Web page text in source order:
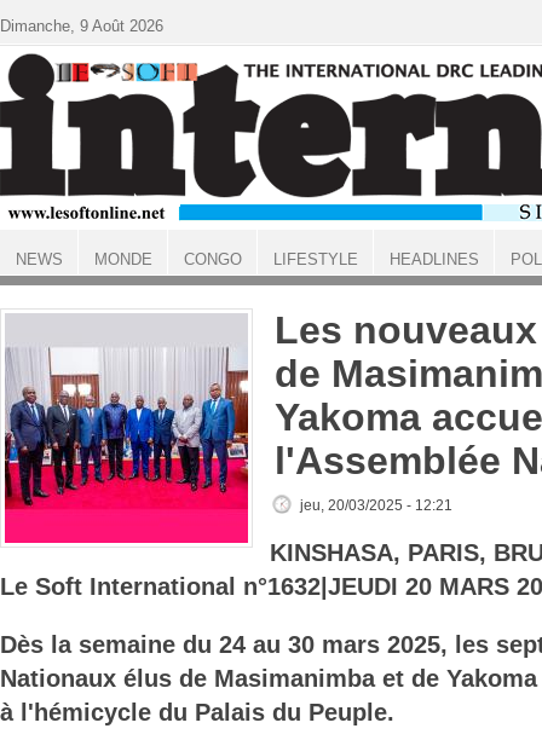
ACCUEIL
Les
de
Yakoma
l'Assemblée
jeu, 20/03/2025 - 12:21
KINSHASA, PARIS,
Le Soft International n°1632|JEUDI 20 MARS
Dès la semaine du 24 au 30 mars 2025, les
Nationaux élus de Masimanimba et de
à l'hémicycle du Palais du Peuple.
Dimanche, 9 Août 2026
NEWS MONDE CONGO LIFESTYLE HEADLINES